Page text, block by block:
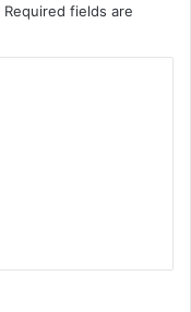
Required fields are